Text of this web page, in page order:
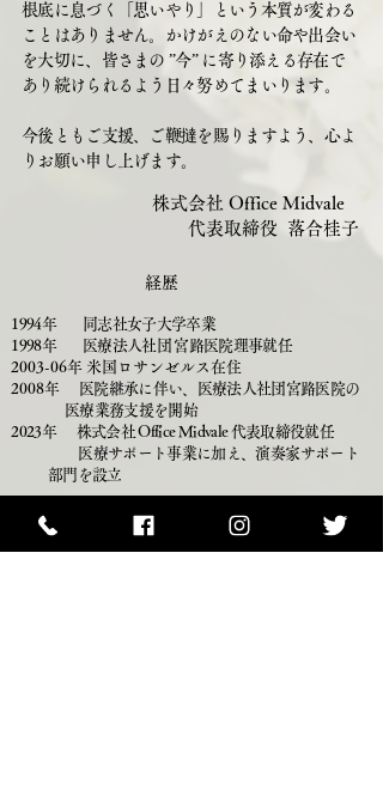
根底に息づく「思いやり」という本質が変わる
ことはありません。かけがえのない命や出会い
を大切に、皆さまの ”今” に寄り添える存在で
あり続けられるよう日々努めてまいります。
今後ともご支援、ご鞭撻を賜りますよう、心よ
りお願い申し上げます。
株式会社 Office Midvale
​ 代表取締役 落合桂子
経歴
1994年 同志社女子大学卒業
1998年 医療法人社団 宮路医院理事就任
2003-06年 米国ロサンゼルス在住
2008年 医院継承に伴い、医療法人社団宮路医院の
医療業務支援を開始
2023年 株式会社 Office Midvale 代表取締役就任
医療サポート事業に加え、演奏家サポート
部門を設立